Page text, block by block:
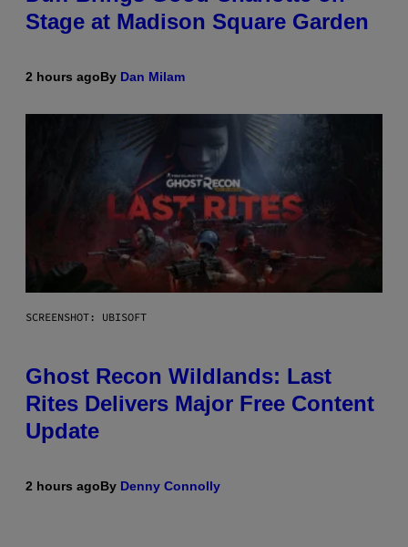
Stage at Madison Square Garden
2 hours agoBy Dan Milam
SCREENSHOT: UBISOFT
Ghost Recon Wildlands: Last
Rites Delivers Major Free Content
Update
2 hours agoBy Denny Connolly